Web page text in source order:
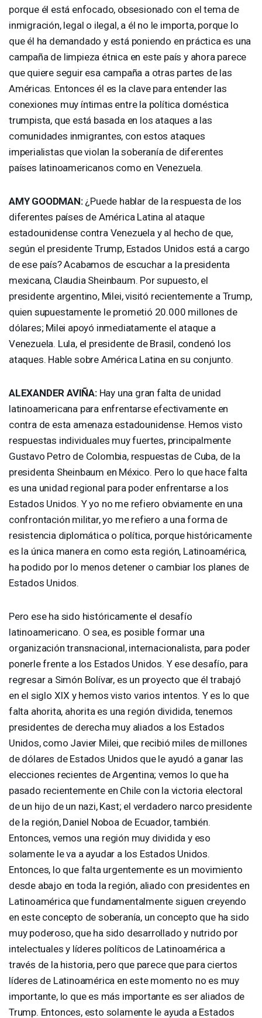
porque él está enfocado, obsesionado con el tema de
inmigración, legal o ilegal, a él no le importa, porque lo
que él ha demandado y está poniendo en práctica es una
campaña de limpieza étnica en este país y ahora parece
que quiere seguir esa campaña a otras partes de las
Américas. Entonces él es la clave para entender las
conexiones muy íntimas entre la política doméstica
trumpista, que está basada en los ataques a las
comunidades inmigrantes, con estos ataques
imperialistas que violan la soberanía de diferentes
países latinoamericanos como en Venezuela.
AMY GOODMAN:¿Puede hablar de la respuesta de los
diferentes países de América Latina al ataque
estadounidense contra Venezuela y al hecho de que,
según el presidente Trump, Estados Unidos está a cargo
de ese país? Acabamos de escuchar a la presidenta
mexicana, Claudia Sheinbaum. Por supuesto, el
presidente argentino, Milei, visitó recientemente a Trump,
quien supuestamente le prometió 20.000 millones de
dólares; Milei apoyó inmediatamente el ataque a
Venezuela. Lula, el presidente de Brasil, condenó los
ataques. Hable sobre América Latina en su conjunto.
ALEXANDER AVIÑA:Hay una gran falta de unidad
latinoamericana para enfrentarse efectivamente en
contra de esta amenaza estadounidense. Hemos visto
respuestas individuales muy fuertes, principalmente
Gustavo Petro de Colombia, respuestas de Cuba, de la
presidenta Sheinbaum en México. Pero lo que hace falta
es una unidad regional para poder enfrentarse a los
Estados Unidos. Y yo no me refiero obviamente en una
confrontación militar, yo me refiero a una forma de
resistencia diplomática o política, porque históricamente
es la única manera en como esta región, Latinoamérica,
ha podido por lo menos detener o cambiar los planes de
Estados Unidos.
Pero ese ha sido históricamente el desafío
latinoamericano. O sea, es posible formar una
organización transnacional, internacionalista, para poder
ponerle frente a los Estados Unidos. Y ese desafío, para
regresar a Simón Bolívar, es un proyecto que él trabajó
en el siglo XIX y hemos visto varios intentos. Y es lo que
falta ahorita, ahorita es una región dividida, tenemos
presidentes de derecha muy aliados a los Estados
Unidos, como Javier Milei, que recibió miles de millones
de dólares de Estados Unidos que le ayudó a ganar las
elecciones recientes de Argentina; vemos lo que ha
pasado recientemente en Chile con la victoria electoral
de un hijo de un nazi, Kast; el verdadero narco presidente
de la región, Daniel Noboa de Ecuador, también.
Entonces, vemos una región muy dividida y eso
solamente le va a ayudar a los Estados Unidos.
Entonces, lo que falta urgentemente es un movimiento
desde abajo en toda la región, aliado con presidentes en
Latinoamérica que fundamentalmente siguen creyendo
en este concepto de soberanía, un concepto que ha sido
muy poderoso, que ha sido desarrollado y nutrido por
intelectuales y líderes políticos de Latinoamérica a
través de la historia, pero que parece que para ciertos
líderes de Latinoamérica en este momento no es muy
importante, lo que es más importante es ser aliados de
Trump. Entonces, esto solamente le ayuda a Estados